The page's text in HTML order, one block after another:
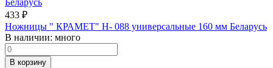
433 ₽
Ножницы " КРАМЕТ" Н- 088 универсальные 160 мм Беларусь
В наличии: много
В корзину